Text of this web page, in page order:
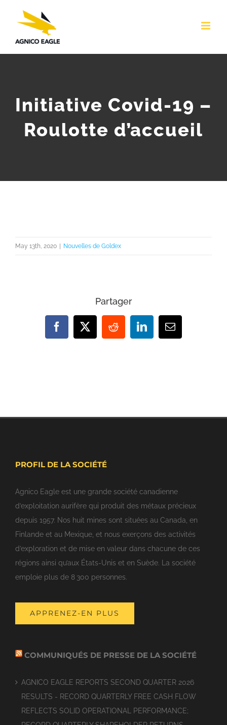
Initiative Covid-19 –
Roulotte d’accueil
Larger
May 13th, 2020 | Nouvelles de Goldex
Partager
Facebook
X RedditLinkedInEmail
PROFIL DE LA SOCIÉTÉ
Agnico Eagle est une grande société canadienne
d’exploitation aurifère qui produit des métaux précieux
depuis 1957. Nos huit mines sont situées au Canada, en
Finlande et au Mexique, et nous exerçons des activités
d’exploration et de mise en valeur dans chacune de ces
régions ainsi qu’aux États-Unis et en Suède. La société
emploie plus de 8 300 personnes.
APPRENEZ-EN PLUS
COMMUNIQUÉS DE PRESSE DE LA SOCIÉTÉ
AGNICO EAGLE REPORTS SECOND QUARTER 2026
RESULTS - RECORD QUARTERLY FREE CASH FLOW
REFLECTS SOLID OPERATIONAL PERFORMANCE;